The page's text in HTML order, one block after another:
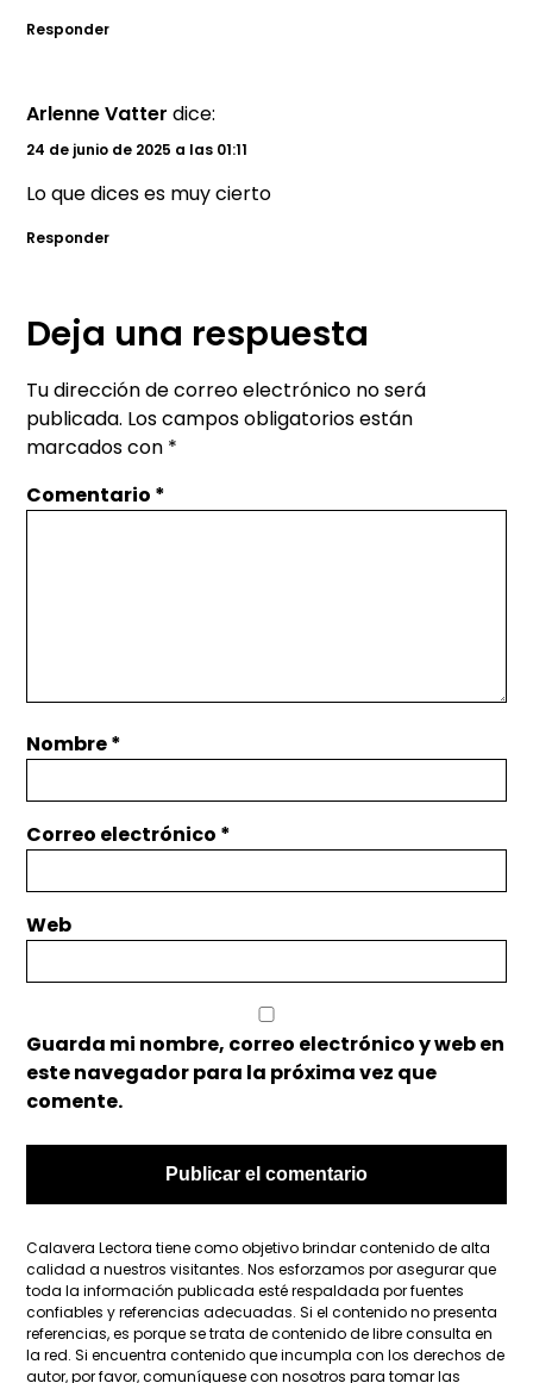
Responder
Arlenne Vatter dice:
24 de junio de 2025 a las 01:11
Lo que dices es muy cierto
Responder
Deja una respuesta
Tu dirección de correo electrónico no será
publicada. Los campos obligatorios están
marcados con *
Comentario *
Nombre*
Correo electrónico *
Web
Guarda mi nombre, correo electrónico y web en
este navegador para la próxima vez que
comente.
Calavera Lectora tiene como objetivo brindar contenido de alta
calidad a nuestros visitantes. Nos esforzamos por asegurar que
toda la información publicada esté respaldada por fuentes
confiables y referencias adecuadas. Si el contenido no presenta
referencias, es porque se trata de contenido de libre consulta en
la red. Si encuentra contenido que incumpla con los derechos de
autor, por favor, comuníquese con nosotros para tomar las